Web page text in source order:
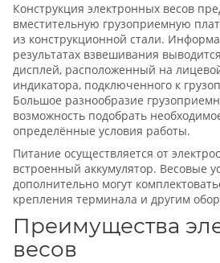
Конструкция электронных весов
вместительную грузоприемную
из конструкционной стали.
результатах взвешивания
дисплей, расположенный на
индикатора, подключенного к
Большое разнообразие
возможность подобрать
определённые условия работы.
Питание осуществляется от
встроенный аккумулятор. Весовые
дополнительно могут
крепления терминала и другим
Преимущества
весов